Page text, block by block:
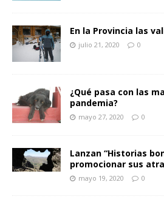
En la Provincia las
julio 21, 2020 0
¿Qué pasa con las
pandemia?
mayo 27, 2020 0
Lanzan “Historias
promocionar sus
mayo 19, 2020 0